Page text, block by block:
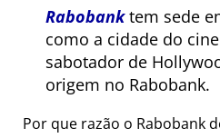
Rabobanktem sede
como a cidade do
sabotador de
origem no Rabobank.
Por que razão o Rabobank